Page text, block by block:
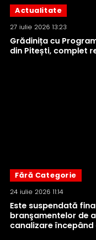
Actualitate
27 iulie 2026 13:23
Grădinița cu
din Pitești, complet
Fără Categorie
24 iulie 2026 11:14
Este suspendată
branşamentelor de
canalizare